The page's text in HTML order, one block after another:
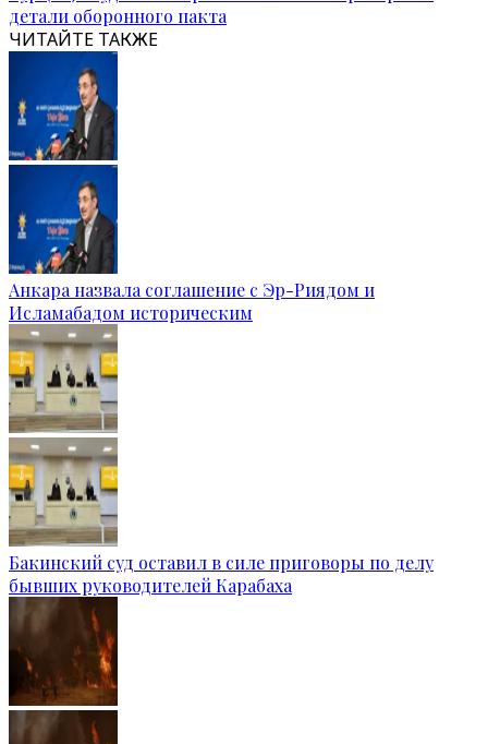
детали оборонного пакта
ЧИТАЙТЕ ТАКЖЕ
Анкара назвала соглашение с Эр-Риядом и
Исламабадом историческим
Бакинский суд оставил в силе приговоры по делу
бывших руководителей Карабаха